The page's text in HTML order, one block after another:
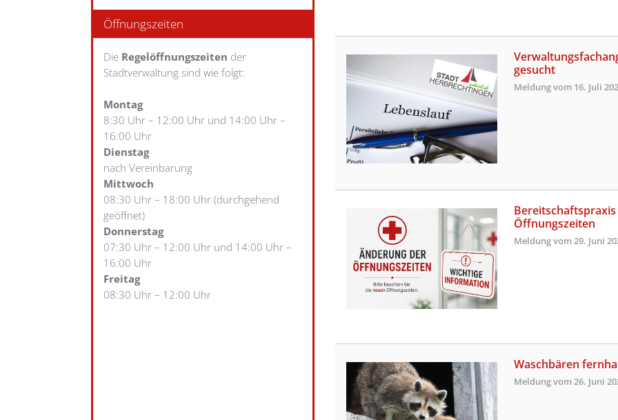
Öffnungszeiten
Die Regelöffnungszeiten der
Stadtverwaltung sind wie folgt:
Montag
8:30 Uhr – 12:00 Uhr und 14:00 Uhr –
16:00 Uhr
Dienstag
nach Vereinbarung
Mittwoch
08:30 Uhr – 18:00 Uhr (durchgehend
geöffnet)
Donnerstag
07:30 Uhr – 12:00 Uhr und 14:00 Uhr –
16:00 Uhr
Freitag
08:30 Uhr – 12:00 Uhr
gesucht
Meldung vom 16. Juli
Bereitschaftspraxis
Öffnungszeiten
Meldung vom29. Juni
Waschbären
Meldung vom26. Juni